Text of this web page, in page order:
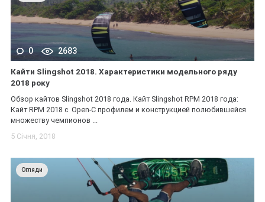
0 2683
Кайти Slingshot 2018. Характеристики модельного ряду
2018 року
Обзор кайтов Slingshot 2018 года. Кайт Slingshot RPM 2018 года:
Кайт RPM 2018 c Open-C профилем и конструкцией полюбившейся
множеству чемпионов ...
5 Січня, 2018
Огляди